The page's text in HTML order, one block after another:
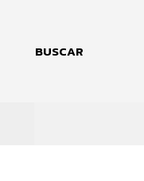
BUSCAR